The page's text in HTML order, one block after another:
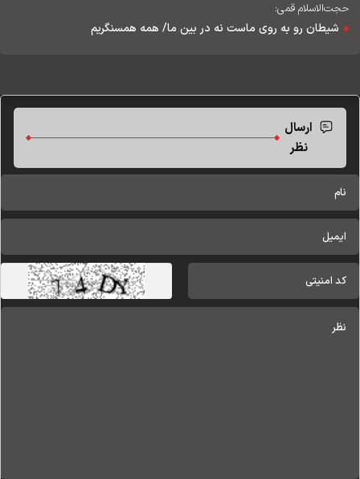
حجت‌الاسلام قمی:
شیطان رو به روی ماست نه در بین ما/ همه همسنگریم
ارسال
نظر